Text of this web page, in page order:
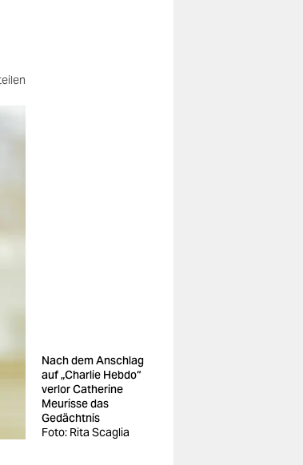
Nach dem Anschlag
auf „Charlie Hebdo“
verlor Catherine
Meurisse das
Gedächtnis
Foto: Rita Scaglia